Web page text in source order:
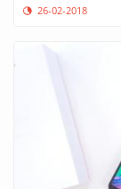
26-02-2018